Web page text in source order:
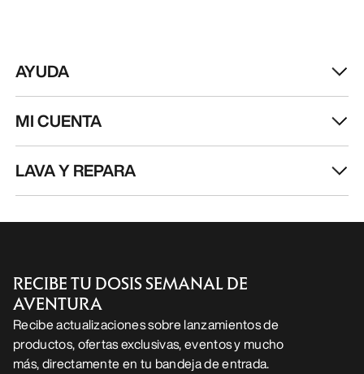
AYUDA
MI CUENTA
LAVA Y REPARA
RECIBE TU DOSIS SEMANAL DE
AVENTURA
Recibe actualizaciones sobre lanzamientos de
productos, ofertas exclusivas, eventos y mucho
más, directamente en tu bandeja de entrada.